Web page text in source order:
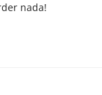
nada!